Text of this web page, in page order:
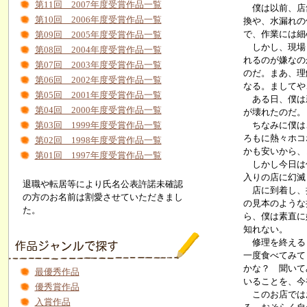
第11回 2007年度受賞作品一覧
第10回 2006年度受賞作品一覧
第09回 2005年度受賞作品一覧
第08回 2004年度受賞作品一覧
第07回 2003年度受賞作品一覧
第06回 2002年度受賞作品一覧
第05回 2001年度受賞作品一覧
第04回 2000年度受賞作品一覧
第03回 1999年度受賞作品一覧
第02回 1998年度受賞作品一覧
第01回 1997年度受賞作品一覧
退職や転居等により氏名公表許諾未確認
の方のお名前は割愛させていただきまし
た。
最優秀作品
優秀賞作品
入賞作品
僕は以前、店
換や、水漏れ
で、作業には
しかし、現場
れるのが嫌な
のだ。まあ、
なる。まして
ある日、僕は
が壊れたのだ。
ちなみに僕は
ろもに熱々ホ
かも安いから
しかし今日は
入りの店に幻
店に到着し、
の見本のよう
ら、僕は素直
知れない。
修理を終える
一度食べてみ
かな？ 聞いて
いることを、
このお店では